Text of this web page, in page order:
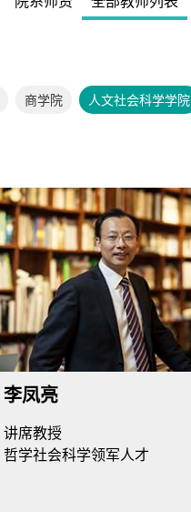
商学院 人文社会科学学院
李凤亮
讲席教授
哲学社会科学领军人才